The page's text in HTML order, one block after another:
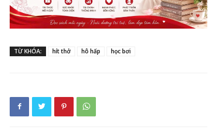
TỪ KHÓA: hít thở hô hấp học bơi